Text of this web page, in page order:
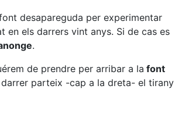
desapareguda per experimentar
en els darrers vint anys. Si de cas es
.
de prendre per arribar a la font
parteix -cap a la dreta- el tirany